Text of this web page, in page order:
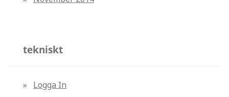
tekniskt
Logga In